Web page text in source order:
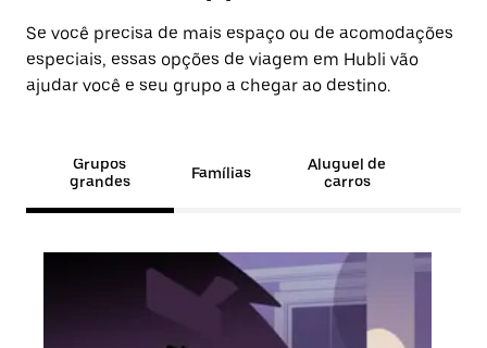
Se você precisa de mais espaço ou de acomodações
especiais, essas opções de viagem em Hubli vão
ajudar você e seu grupo a chegar ao destino.
Grupos
grandes
Famílias
Aluguel de
carros